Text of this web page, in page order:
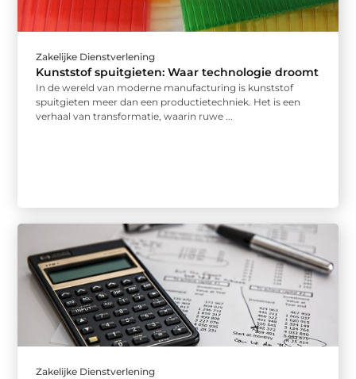
Zakelijke Dienstverlening
Kunststof spuitgieten: Waar technologie droomt
In de wereld van moderne manufacturing is kunststof
spuitgieten meer dan een productietechniek. Het is een
verhaal van transformatie, waarin ruwe ...
Zakelijke Dienstverlening